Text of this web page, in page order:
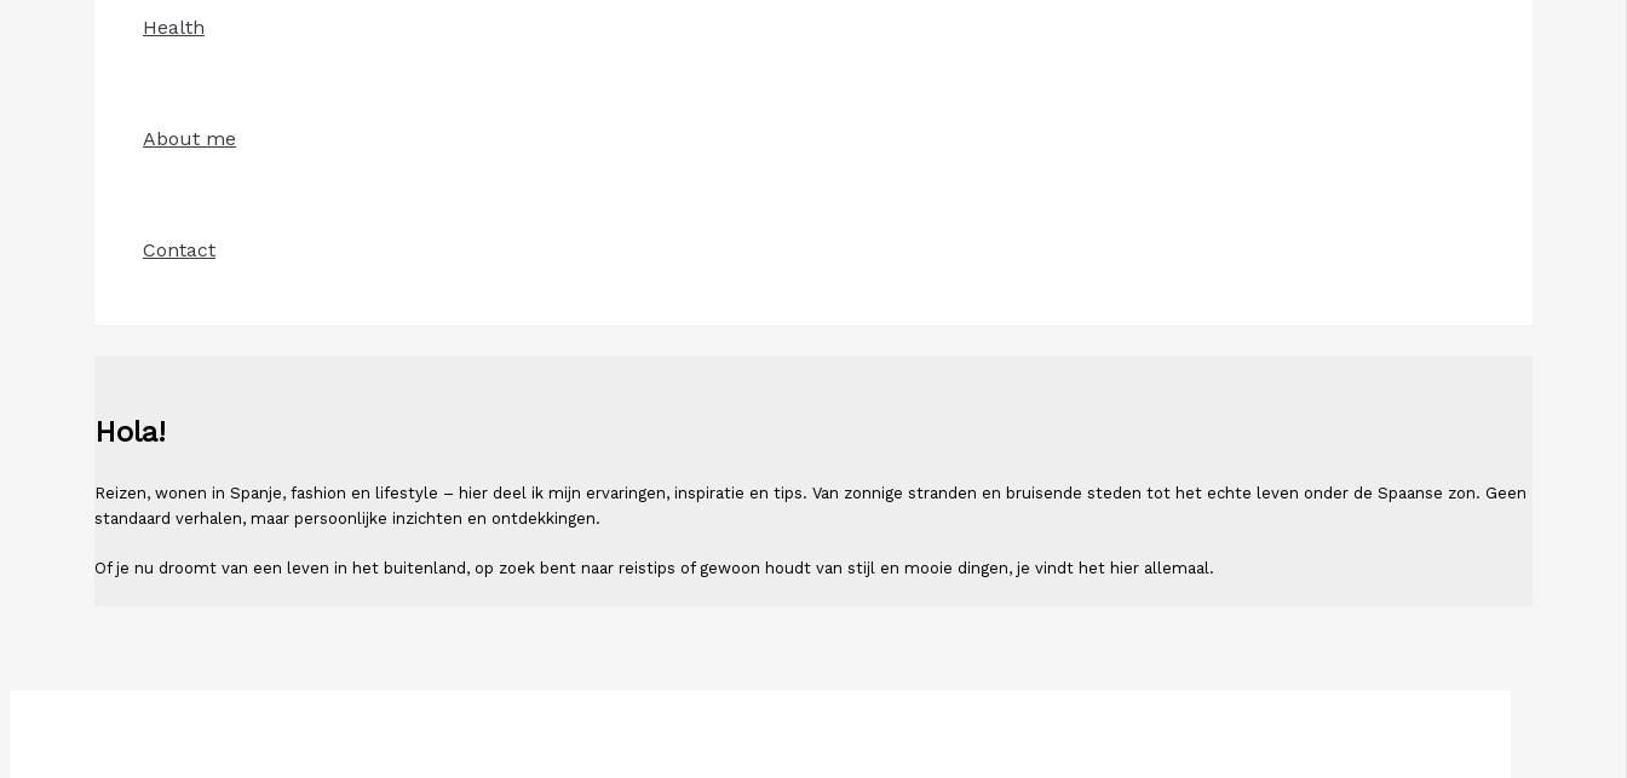
Health
About me
Contact
Hola!
Reizen, wonen in Spanje, fashion en lifestyle – hier deel ik mijn ervaringen, inspiratie en tips. Van zonnige stranden en bruisende steden tot het echte leven onder de Spaanse zon. Geen
standaard verhalen, maar persoonlijke inzichten en ontdekkingen.
Of je nu droomt van een leven in het buitenland, op zoek bent naar reistips of gewoon houdt van stijl en mooie dingen, je vindt het hier allemaal.